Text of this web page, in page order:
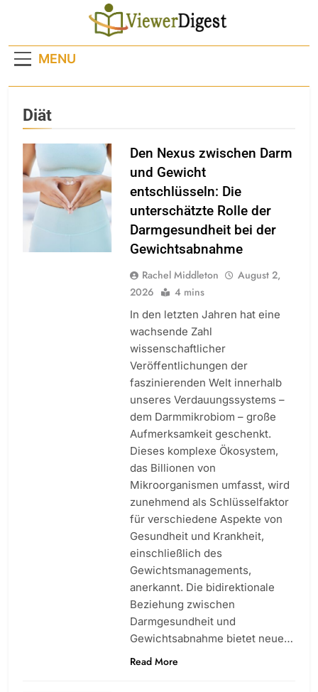
MENU
Diät
Den Nexus zwischen Darm
und Gewicht
entschlüsseln: Die
unterschätzte Rolle der
Darmgesundheit bei der
Gewichtsabnahme
Rachel Middleton
August 2,
2026
4 mins
In den letzten Jahren hat eine
wachsende Zahl
wissenschaftlicher
Veröffentlichungen der
faszinierenden Welt innerhalb
unseres Verdauungssystems –
dem Darmmikrobiom – große
Aufmerksamkeit geschenkt.
Dieses komplexe Ökosystem,
das Billionen von
Mikroorganismen umfasst, wird
zunehmend als Schlüsselfaktor
für verschiedene Aspekte von
Gesundheit und Krankheit,
einschließlich des
Gewichtsmanagements,
anerkannt. Die bidirektionale
Beziehung zwischen
Darmgesundheit und
Gewichtsabnahme bietet neue…
Read More